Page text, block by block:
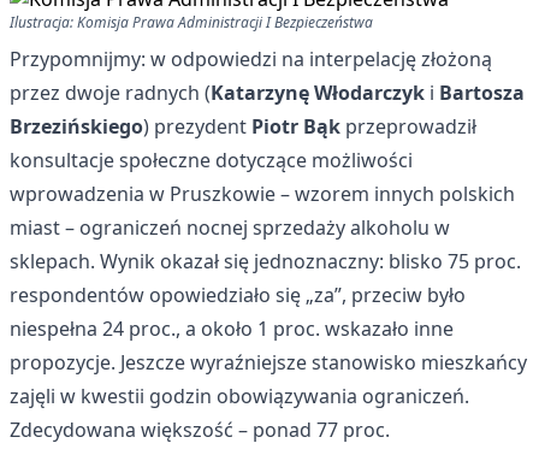
Ilustracja: Komisja Prawa Administracji I Bezpieczeństwa
Przypomnijmy: w odpowiedzi na interpelację złożoną
przez dwoje radnych (Katarzynę Włodarczyk i Bartosza
Brzezińskiego) prezydent Piotr Bąk przeprowadził
konsultacje społeczne dotyczące możliwości
wprowadzenia w Pruszkowie – wzorem innych polskich
miast – ograniczeń nocnej sprzedaży alkoholu w
sklepach. Wynik okazał się jednoznaczny: blisko 75 proc.
respondentów opowiedziało się „za”, przeciw było
niespełna 24 proc., a około 1 proc. wskazało inne
propozycje. Jeszcze wyraźniejsze stanowisko mieszkańcy
zajęli w kwestii godzin obowiązywania ograniczeń.
Zdecydowana większość – ponad 77 proc.